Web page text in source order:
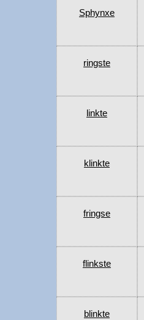
Sphynxe
ringste
linkte
klinkte
fringse
flinkste
blinkte